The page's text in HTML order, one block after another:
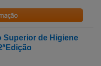
Superior de Higiene